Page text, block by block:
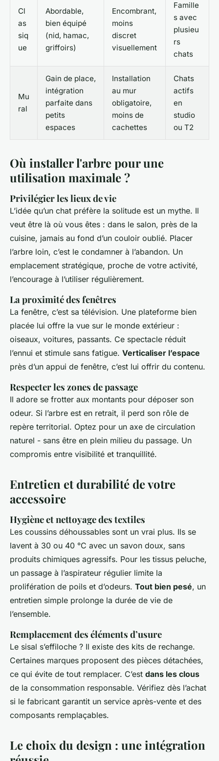
Cl
as
siq
ue
Abordable,
bien équipé
(nid, hamac,
griffoirs)
Encombrant,
moins
discret
visuellement
Famille
s avec
plusieu
rs
chats
Mu
ral
Gain de place,
intégration
parfaite dans
petits
espaces
Installation
au mur
obligatoire,
moins de
cachettes
Chats
actifs
en
studio
ou T2
Où installer l'arbre pour une
utilisation maximale ?
Privilégier les lieux de vie
L’idée qu’un chat préfère la solitude est un mythe. Il
veut être là où vous êtes : dans le salon, près de la
cuisine, jamais au fond d’un couloir oublié. Placer
l’arbre loin, c’est le condamner à l’abandon. Un
emplacement stratégique, proche de votre activité,
l’encourage à l’utiliser régulièrement.
La proximité des fenêtres
La fenêtre, c’est sa télévision. Une plateforme bien
placée lui offre la vue sur le monde extérieur :
oiseaux, voitures, passants. Ce spectacle réduit
l’ennui et stimule sans fatigue. Verticaliser l’espace
près d’un appui de fenêtre, c’est lui offrir du contenu.
Respecter les zones de passage
Il adore se frotter aux montants pour déposer son
odeur. Si l’arbre est en retrait, il perd son rôle de
repère territorial. Optez pour un axe de circulation
naturel - sans être en plein milieu du passage. Un
compromis entre visibilité et tranquillité.
Entretien et durabilité de votre
accessoire
Hygiène et nettoyage des textiles
Les coussins déhoussables sont un vrai plus. Ils se
lavent à 30 ou 40 °C avec un savon doux, sans
produits chimiques agressifs. Pour les tissus peluche,
un passage à l’aspirateur régulier limite la
prolifération de poils et d’odeurs. Tout bien pesé, un
entretien simple prolonge la durée de vie de
l’ensemble.
Remplacement des éléments d’usure
Le sisal s’effiloche ? Il existe des kits de rechange.
Certaines marques proposent des pièces détachées,
ce qui évite de tout remplacer. C’est dans les clous
de la consommation responsable. Vérifiez dès l’achat
si le fabricant garantit un service après-vente et des
composants remplaçables.
Le choix du design : une intégration